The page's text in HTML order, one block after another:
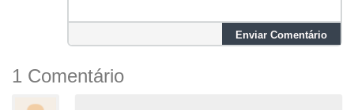
Enviar Comentário
1 Comentário